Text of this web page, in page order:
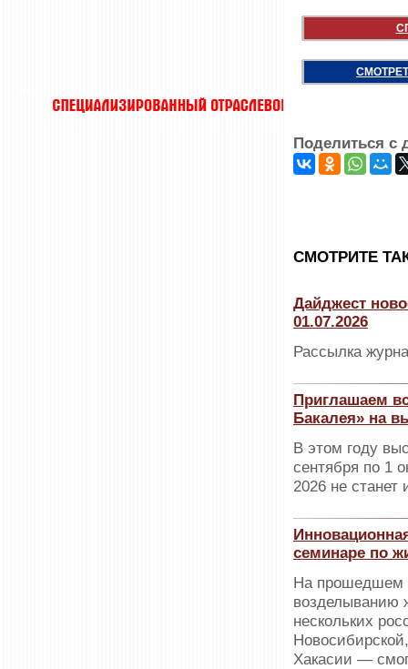
Поделиться с
CМОТРИТЕ
Дайджест
01.07.2026
Рассылка
Приглашаем
Бакалея» на
В этом году
сентября по 1
2026 не
семинаре по
На прошедшем
возделыванию
нескольких
Хакасии —